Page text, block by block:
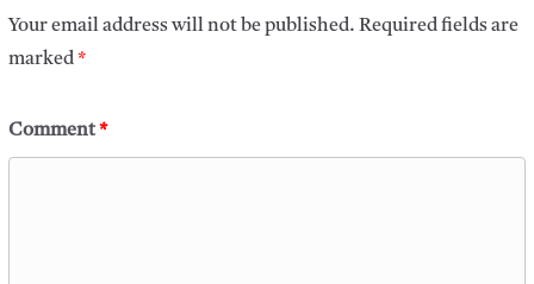
Your email address will not be published. Required fields are
marked*
Comment*